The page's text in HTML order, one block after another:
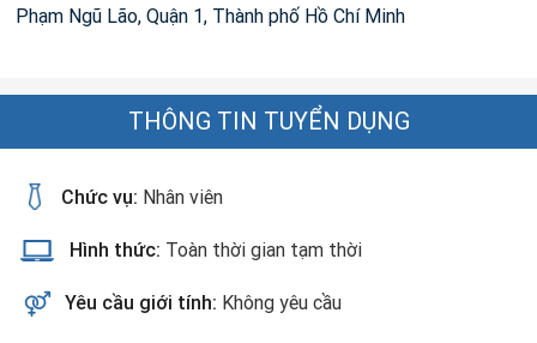
Phạm Ngũ Lão, Quận 1, Thành phố Hồ Chí Minh
THÔNG TIN TUYỂN DỤNG
Chức vụ: Nhân viên
Hình thức: Toàn thời gian tạm thời
Yêu cầu giới tính: Không yêu cầu